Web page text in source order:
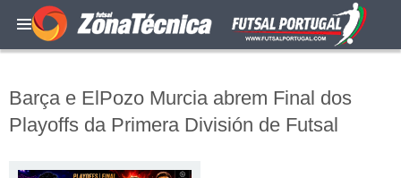
Barça e ElPozo Murcia abrem Final dos
Playoffs da Primera División de Futsal